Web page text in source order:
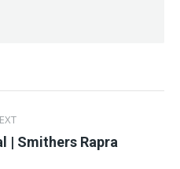
Next
| Smithers Rapra